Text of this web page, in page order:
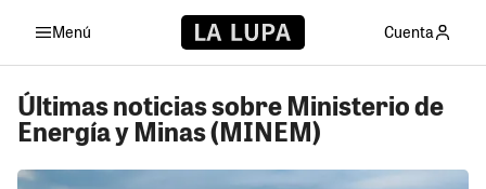
Menú Cuenta
Últimas noticias sobre Ministerio de
Energía y Minas (MINEM)